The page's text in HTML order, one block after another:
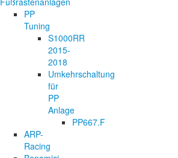
PP
Tuning
S1000RR
2015-
2018
Umkehrschaltung
für
PP
Anlage
PP667.F
ARP-
Racing